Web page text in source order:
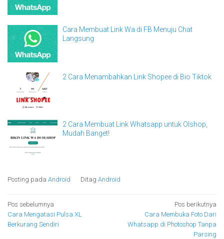
Cara Membuat Link Wa di FB Menuju Chat
Langsung
2 Cara Menambahkan Link Shopee di Bio Tiktok
2 Cara Membuat Link Whatsapp untuk Olshop,
Mudah Banget!
Posting pada Android Ditag Android
Navigasi
pos
Pos sebelumnya
Cara Mengatasi Pulsa XL
Berkurang Sendiri
Pos berikutnya
Cara Membuka Foto Dari
Whatsapp di Photoshop Tanpa
Parsing